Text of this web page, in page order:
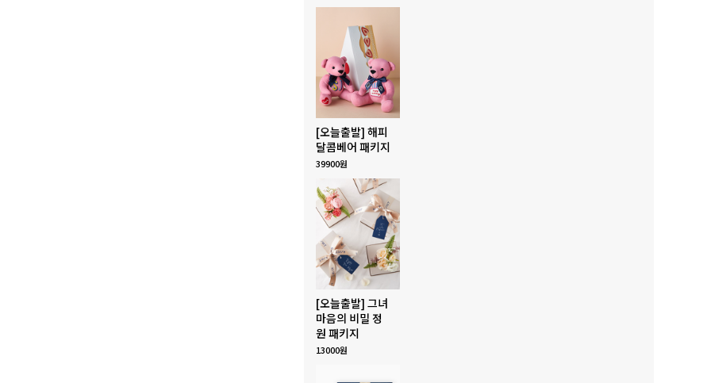
[오늘출발] 해피
달콤베어 패키지
39900원
[오늘출발] 그녀
마음의 비밀 정
원 패키지
13000원